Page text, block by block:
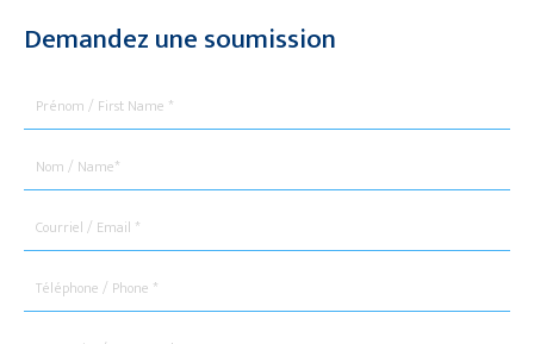
Demandez une soumission